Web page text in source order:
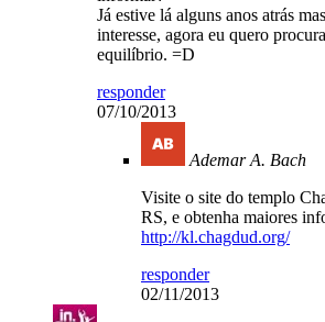
Já estive lá alguns anos atrás
interesse, agora eu quero
equilíbrio. =D
responder
07/10/2013
Ademar A. Bach
Visite o site do templo
RS, e obtenha maiores
http://kl.chagdud.org/
responder
02/11/2013